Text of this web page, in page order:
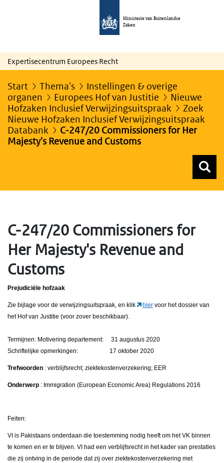
Ministerie van Buitenlandse
Zaken
Expertisecentrum Europees Recht
Start Thema's
Instellingen & overige
organen
Europees Hof van Justitie
Nieuwe
Hofzaken Inclusief Verwijzingsuitspraak
Zoek
Nieuwe Hofzaken Inclusief Verwijzingsuitspraak
Databank
C-247/20 Commissioners for Her
Majesty's Revenue and Customs
C-247/20 Commissioners for
Her Majesty's Revenue and
Customs
Prejudiciële hofzaak
Zie bijlage voor de verwijzingsuitspraak, en klik hier voor het dossier van
het Hof van Justitie (voor zover beschikbaar).
Termijnen: Motivering departement: 31 augustus 2020
Schriftelijke opmerkingen: 17 oktober 2020
Trefwoorden : verblijfsrecht; ziektekostenverzekering; EER
Onderwerp : Immigration (European Economic Area) Regulations 2016
Feiten:
VI is Pakistaans onderdaan die toestemming nodig heeft om het VK binnen
te komen en er te blijven. VI had een verblijfsrecht in het kader van prestaties
die zij ontving in de periode dat zij over ziektekostenverzekering met